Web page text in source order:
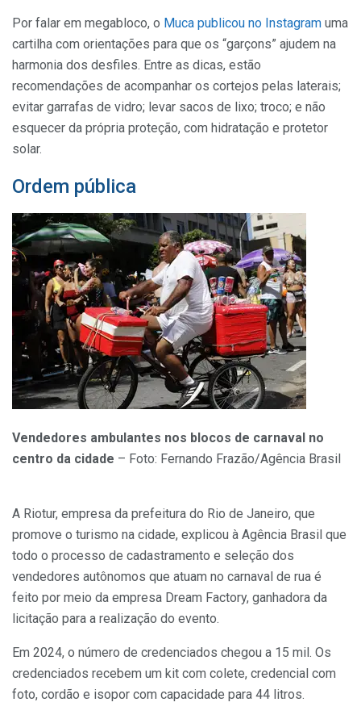
Por falar em megabloco, o Muca publicou no Instagram uma
cartilha com orientações para que os “garçons” ajudem na
harmonia dos desfiles. Entre as dicas, estão
recomendações de acompanhar os cortejos pelas laterais;
evitar garrafas de vidro; levar sacos de lixo; troco; e não
esquecer da própria proteção, com hidratação e protetor
solar.
Ordem pública
Vendedores ambulantes nos blocos de carnaval no
centro da cidade – Foto: Fernando Frazão/Agência Brasil
A Riotur, empresa da prefeitura do Rio de Janeiro, que
promove o turismo na cidade, explicou à Agência Brasil que
todo o processo de cadastramento e seleção dos
vendedores autônomos que atuam no carnaval de rua é
feito por meio da empresa Dream Factory, ganhadora da
licitação para a realização do evento.
Em 2024, o número de credenciados chegou a 15 mil. Os
credenciados recebem um kit com colete, credencial com
foto, cordão e isopor com capacidade para 44 litros.